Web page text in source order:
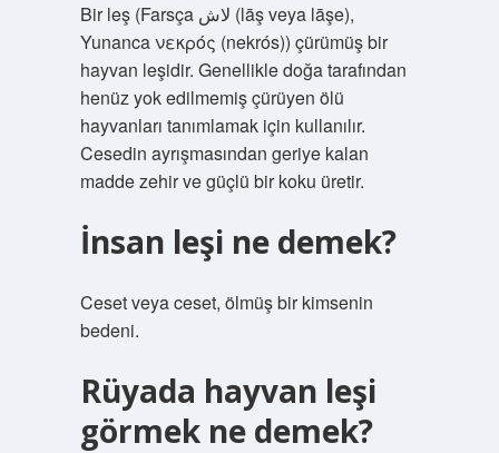
Bir leş (Farsça لاش (lāş veya lāşe),
Yunanca νεκρός (nekrós)) çürümüş bir
hayvan leşidir. Genellikle doğa tarafından
henüz yok edilmemiş çürüyen ölü
hayvanları tanımlamak için kullanılır.
Cesedin ayrışmasından geriye kalan
madde zehir ve güçlü bir koku üretir.
İnsan leşi ne demek?
Ceset veya ceset, ölmüş bir kimsenin
bedeni.
Rüyada hayvan leşi
görmek ne demek?